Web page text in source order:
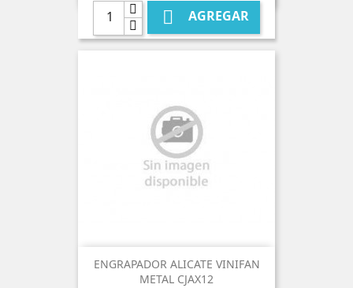
 AGREGAR
ENGRAPADOR ALICATE VINIFAN
METAL CJAX12